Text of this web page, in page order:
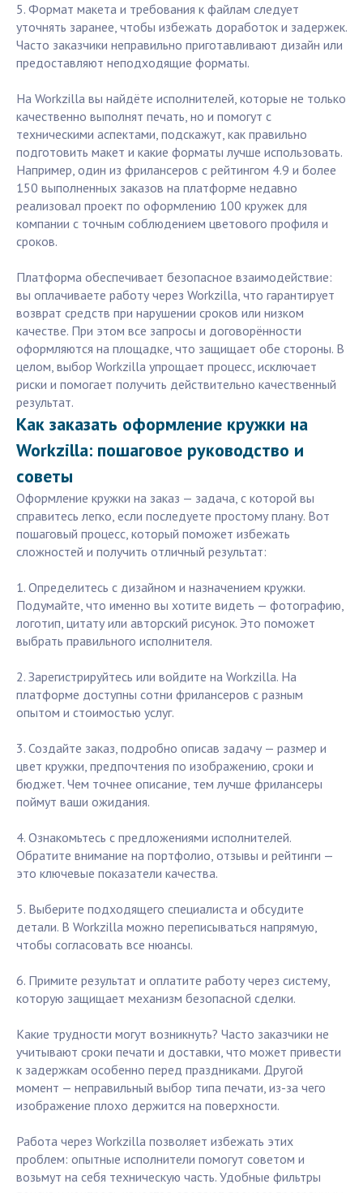
5. Формат макета и требования к файлам следует
уточнять заранее, чтобы избежать доработок и задержек.
Часто заказчики неправильно приготавливают дизайн или
предоставляют неподходящие форматы.
На Workzilla вы найдёте исполнителей, которые не только
качественно выполнят печать, но и помогут с
техническими аспектами, подскажут, как правильно
подготовить макет и какие форматы лучше использовать.
Например, один из фрилансеров с рейтингом 4.9 и более
150 выполненных заказов на платформе недавно
реализовал проект по оформлению 100 кружек для
компании с точным соблюдением цветового профиля и
сроков.
Платформа обеспечивает безопасное взаимодействие:
вы оплачиваете работу через Workzilla, что гарантирует
возврат средств при нарушении сроков или низком
качестве. При этом все запросы и договорённости
оформляются на площадке, что защищает обе стороны. В
целом, выбор Workzilla упрощает процесс, исключает
риски и помогает получить действительно качественный
результат.
Как заказать оформление кружки на
Workzilla: пошаговое руководство и
советы
Оформление кружки на заказ — задача, с которой вы
справитесь легко, если последуете простому плану. Вот
пошаговый процесс, который поможет избежать
сложностей и получить отличный результат:
1. Определитесь с дизайном и назначением кружки.
Подумайте, что именно вы хотите видеть — фотографию,
логотип, цитату или авторский рисунок. Это поможет
выбрать правильного исполнителя.
2. Зарегистрируйтесь или войдите на Workzilla. На
платформе доступны сотни фрилансеров с разным
опытом и стоимостью услуг.
3. Создайте заказ, подробно описав задачу — размер и
цвет кружки, предпочтения по изображению, сроки и
бюджет. Чем точнее описание, тем лучше фрилансеры
поймут ваши ожидания.
4. Ознакомьтесь с предложениями исполнителей.
Обратите внимание на портфолио, отзывы и рейтинги —
это ключевые показатели качества.
5. Выберите подходящего специалиста и обсудите
детали. В Workzilla можно переписываться напрямую,
чтобы согласовать все нюансы.
6. Примите результат и оплатите работу через систему,
которую защищает механизм безопасной сделки.
Какие трудности могут возникнуть? Часто заказчики не
учитывают сроки печати и доставки, что может привести
к задержкам особенно перед праздниками. Другой
момент — неправильный выбор типа печати, из-за чего
изображение плохо держится на поверхности.
Работа через Workzilla позволяет избежать этих
проблем: опытные исполнители помогут советом и
возьмут на себя техническую часть. Удобные фильтры